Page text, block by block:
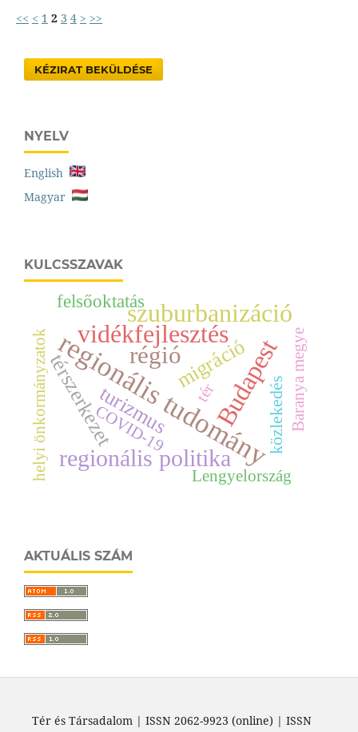
<< < 1 2 3 4 > >>
KÉZIRAT BEKÜLDÉSE
NYELV
English
Magyar
KULCSSZAVAK
regionális tudomány
vidékfejlesztés
Budapest
szuburbanizáció
régió
regionális politika
migráció
turizmus
térszerkezet
felsőoktatás
közlekedés
COVID-19
helyi önkormányzatok Baranya megye
tér
Lengyelország
AKTUÁLIS SZÁM
Tér és Társadalom | ISSN 2062-9923 (online) | ISSN